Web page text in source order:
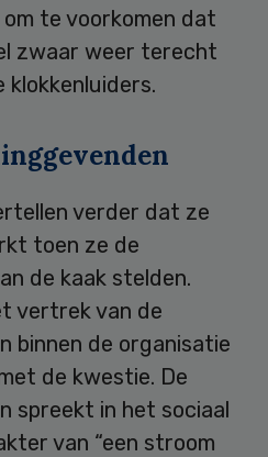
te voorkomen dat
zwaar weer terecht
klokkenluiders.
verder dat ze
toen ze de
de kaak stelden.
vertrek van de
binnen de organisatie
de kwestie. De
spreekt in het sociaal
van “een stroom